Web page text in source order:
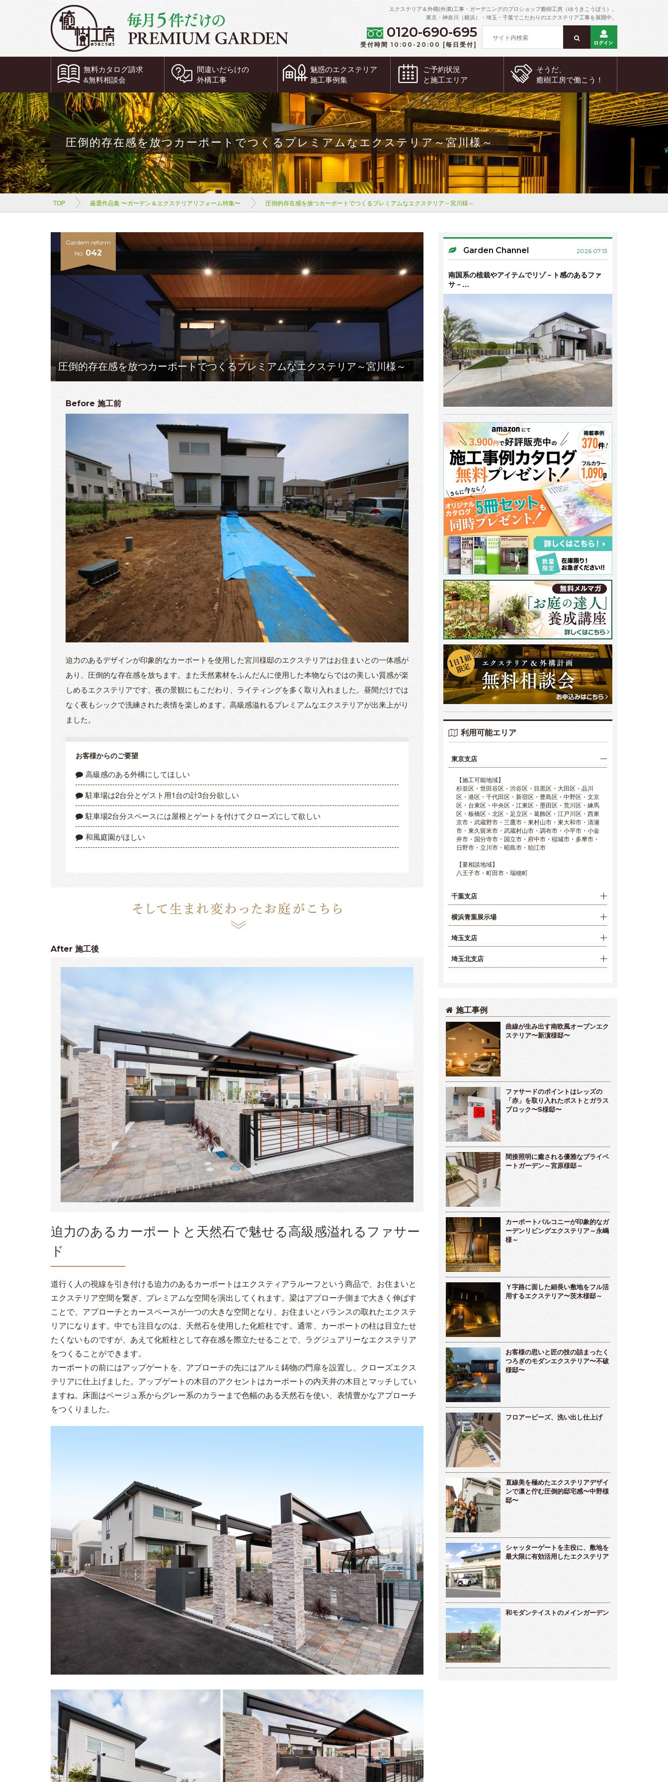
エクステリア＆外構(外溝)工事・ガーデニングのプロショップ癒樹工房（ゆうきこうぼう）。
東京・神奈川（横浜）・埼玉・千葉でこだわりのエクステリア工事を展開中。
0120-690-695
受付時間 10:00-20:00 [毎日受付]
無料カタログ請求
&無料相談会
間違いだらけの
外構工事
魅惑のエクステリア
施工事例集
ご予約状況
と施工エリア
そうだ、
癒樹工房で働こう！
圧倒的存在感を放つカーポートでつくるプレミアムなエクステリア～宮川様～
TOP 厳選作品集 〜ガーデン＆エクステリアリフォーム特集〜 圧倒的存在感を放つカーポートでつくるプレミアムなエクステリア～宮川様～
Gardem reform
No. 042
圧倒的存在感を放つカーポートでつくるプレミアムなエクステリア～宮川様～
Before 施工前
迫力のあるデザインが印象的なカーポートを使用した宮川様邸のエクステリアはお住まいとの一体感が
あり、圧倒的な存在感を放ちます。また天然素材をふんだんに使用した本物ならではの美しい質感が楽
しめるエクステリアです。夜の景観にもこだわり、ライティングを多く取り入れました。昼間だけでは
なく夜もシックで洗練された表情を楽しめます。高級感溢れるプレミアムなエクステリアが出来上がり
ました。
お客様からのご要望
高級感のある外構にしてほしい
駐車場は2台分とゲスト用1台の計3台分欲しい
駐車場2台分スペースには屋根とゲートを付けてクローズにして欲しい
和風庭園がほしい
After 施工後
迫力のあるカーポートと天然石で魅せる高級感溢れるファサー
ド
道行く人の視線を引き付ける迫力のあるカーポートはエクスティアラルーフという商品で、お住まいと
エクステリア空間を繋ぎ、プレミアムな空間を演出してくれます。梁はアプローチ側まで大きく伸ばす
ことで、アプローチとカースペースが一つの大きな空間となり、お住まいとバランスの取れたエクステ
リアになります。中でも注目なのは、天然石を使用した化粧柱です。通常、カーポートの柱は目立たせ
たくないものですが、あえて化粧柱として存在感を際立たせることで、ラグジュアリーなエクステリア
をつくることができます。
カーポートの前にはアップゲートを、アプローチの先にはアルミ鋳物の門扉を設置し、クローズエクス
テリアに仕上げました。アップゲートの木目のアクセントはカーポートの内天井の木目とマッチしてい
ますね。床面はベージュ系からグレー系のカラーまで色幅のある天然石を使い、表情豊かなアプローチ
をつくりました。
Garden Channel 2026.07.13
南国系の植栽やアイテムでリゾ－ト感のあるファ
サ－…
利用可能エリア
東京支店
【施工可能地域】
杉並区・世田谷区・渋谷区・目黒区・大田区・品川
区・港区・千代田区・新宿区・豊島区・中野区・文京
区・台東区・中央区・江東区・墨田区・荒川区・練馬
区・板橋区・北区・足立区・葛飾区・江戸川区・西東
京市・武蔵野市・三鷹市・東村山市・東大和市・清瀬
市・東久留米市・武蔵村山市・調布市・小平市・小金
井市・国分寺市・国立市・府中市・稲城市・多摩市・
日野市・立川市・昭島市・狛江市
【要相談地域】
八王子市・町田市・瑞穂町
千葉支店
横浜青葉展示場
埼玉支店
埼玉北支店
施工事例
曲線が生み出す南欧風オープンエク
ステリア〜新濵様邸〜
ファサードのポイントはレッズの
「赤」を取り入れたポストとガラス
ブロック〜S様邸〜
間接照明に癒される優雅なプライベ
ートガーデン～宮原様邸～
カーポートバルコニーが印象的なガ
ーデンリビングエクステリア～永嶋
様～
Ｙ字路に面した細長い敷地をフル活
用するエクステリア〜茨木様邸～
お客様の思いと匠の技の詰まったく
つろぎのモダンエクステリア〜不破
様邸〜
フロアービーズ、洗い出し仕上げ
直線美を極めたエクステリアデザイ
ンで凛と佇む圧倒的邸宅感〜中野様
邸〜
シャッターゲートを主役に、敷地を
最大限に有効活用したエクステリア
和モダンテイストのメインガーデン